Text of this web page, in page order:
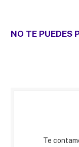
NO TE PUEDES
Te